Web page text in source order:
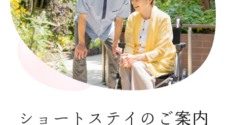
ショートステイのご案内